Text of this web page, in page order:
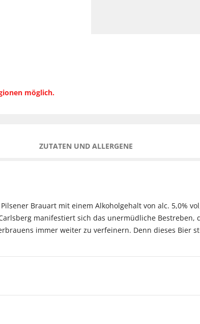
möglich.
ZUTATEN UND ALLERGENE
Brauart mit einem Alkoholgehalt von alc. 5,0%
manifestiert sich das unermüdliche Bestreben,
immer weiter zu verfeinern. Denn dieses Bier